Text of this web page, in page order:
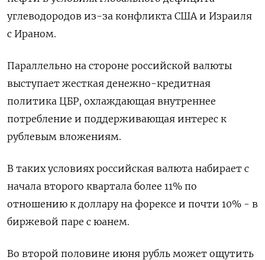
углеводородов из-за конфликта США и Израиля
с Ираном.
Параллельно на стороне российской валюты
выступает ​жесткая денежно-кредитная
политика ЦБР, охлаждающая ⁠внутреннее
потребление и поддерживающая интерес к
рублевым вложениям.
В таких условиях российская валюта набирает с
начала второго квартала более 11% по
отношению к ‌доллару на форексе и почти 10% - в
биржевой паре с юанем.
Во второй половине июня ‌рубль может ощутить